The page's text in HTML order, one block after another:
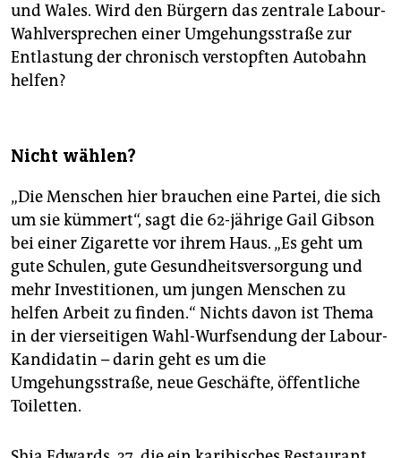
und Wales. Wird den Bürgern das zentrale Labour-
Wahlversprechen einer Umgehungsstraße zur
Entlastung der chronisch verstopften Autobahn
helfen?
Nicht wählen?
„Die Menschen hier brauchen eine Partei, die sich
um sie kümmert“, sagt die 62-jährige Gail Gibson
bei einer Zigarette vor ihrem Haus. „Es geht um
gute Schulen, gute Gesundheitsversorgung und
mehr Investitionen, um jungen Menschen zu
helfen Arbeit zu finden.“ Nichts davon ist Thema
in der vierseitigen Wahl-Wurfsendung der Labour-
Kandidatin – darin geht es um die
Umgehungsstraße, neue Geschäfte, öffentliche
Toiletten.